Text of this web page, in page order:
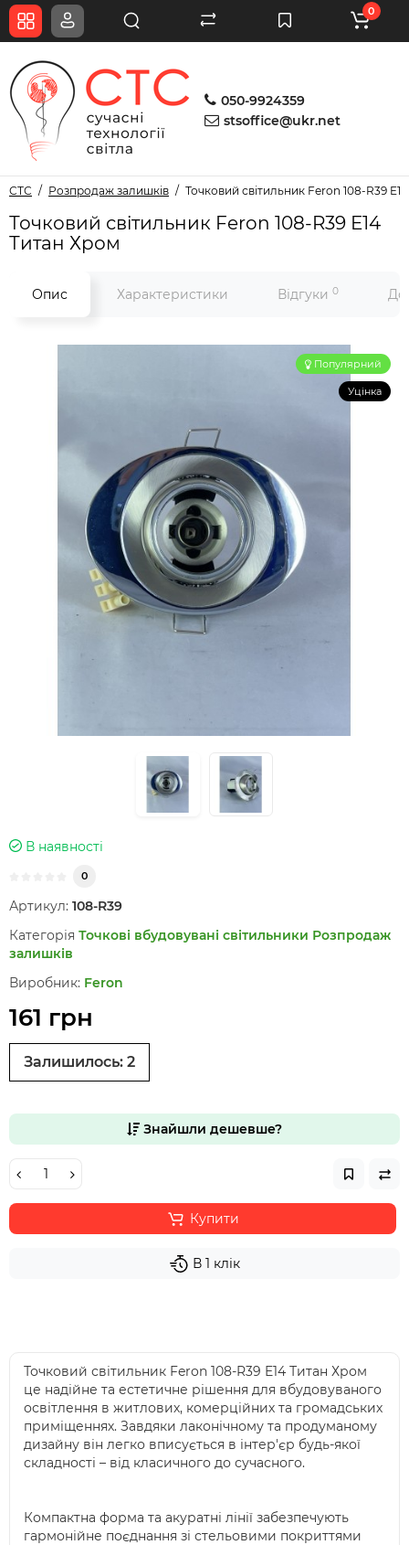
050-9924359
stsoffice@ukr.net
0
СТС Розпродаж залишків Точковий світильник Feron 108-R39
Точковий світильник Feron 108-R39 E14
Титан Хром
Опис Характеристики Відгуки 0
Популярний
Уцінка
В наявності
0
Артикул: 108-R39
Категорія Точкові вбудовувані світильники Розпродаж
залишків
Виробник: Feron
161 грн
Залишилось: 2
Знайшли дешевше?
Купити
В 1 клік
Точковий світильник Feron 108-R39 E14 Титан Хром
це надійне та естетичне рішення для вбудовуваного
освітлення в житлових, комерційних та громадських
приміщеннях. Завдяки лаконічному та продуманому
дизайну він легко вписується в інтер'єр будь-якої
складності – від класичного до сучасного.
Компактна форма та акуратні лінії забезпечують
гармонійне поєднання зі стельовими покриттями